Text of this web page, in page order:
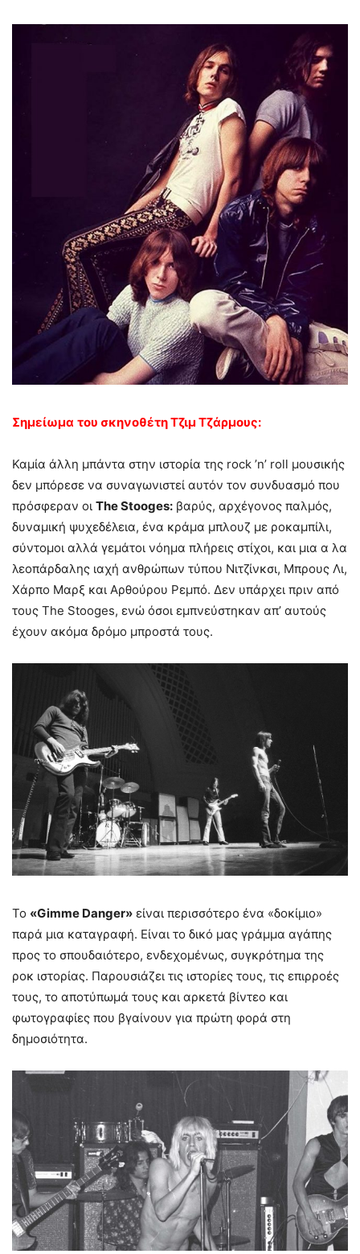
Σημείωμα του σκηνοθέτη Τζιμ Τζάρμους:
Καμία άλλη μπάντα στην ιστορία της rock ’n’ roll μουσικής
δεν μπόρεσε να συναγωνιστεί αυτόν τον συνδυασμό που
πρόσφεραν οι The Stooges: βαρύς, αρχέγονος παλμός,
δυναμική ψυχεδέλεια, ένα κράμα μπλουζ με ροκαμπίλι,
σύντομοι αλλά γεμάτοι νόημα πλήρεις στίχοι, και μια α λα
λεοπάρδαλης ιαχή ανθρώπων τύπου Νιτζίνκσι, Μπρους Λι,
Χάρπο Μαρξ και Αρθούρου Ρεμπό. Δεν υπάρχει πριν από
τους The Stooges, ενώ όσοι εμπνεύστηκαν απ’ αυτούς
έχουν ακόμα δρόμο μπροστά τους.
Το «Gimme Danger» είναι περισσότερο ένα «δοκίμιο»
παρά μια καταγραφή. Είναι το δικό μας γράμμα αγάπης
προς το σπουδαιότερο, ενδεχομένως, συγκρότημα της
ροκ ιστορίας. Παρουσιάζει τις ιστορίες τους, τις επιρροές
τους, το αποτύπωμά τους και αρκετά βίντεο και
φωτογραφίες που βγαίνουν για πρώτη φορά στη
δημοσιότητα.